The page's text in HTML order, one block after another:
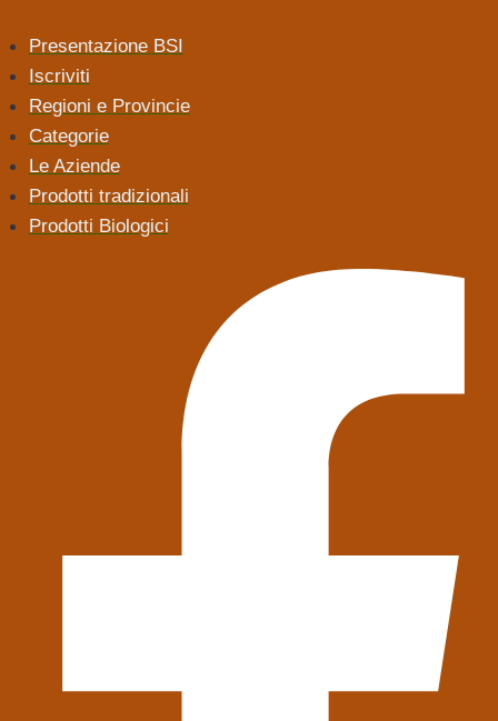
Presentazione BSI
Iscriviti
Regioni e Provincie
Categorie
Le Aziende
Prodotti tradizionali
Prodotti Biologici